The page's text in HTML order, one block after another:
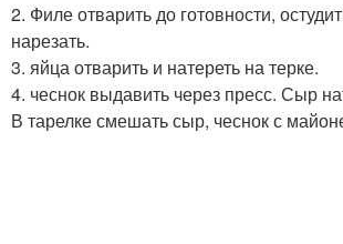
2. Филе отварить до готовности,
нарезать.
3. яйца отварить и натереть на терке.
4. чеснок выдавить через пресс. Сыр
В тарелке смешать сыр, чеснок с